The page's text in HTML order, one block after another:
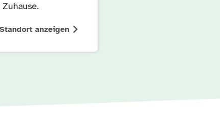
Standort anzeigen